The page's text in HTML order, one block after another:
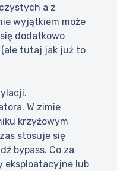
a z
wyjątkiem może
dodatkowo
tutaj jak już to
W zimie
krzyżowym
stosuje się
bypass. Co za
eksploatacyjne lub